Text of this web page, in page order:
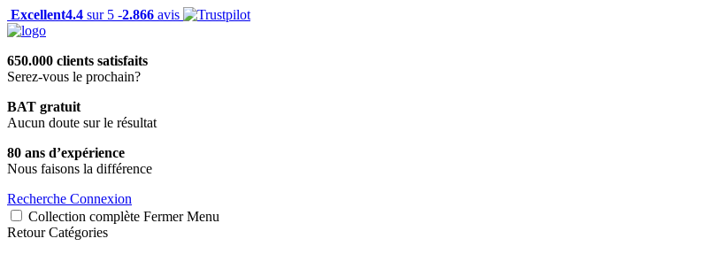
Excellent4.4 sur 5 -2.866 avis
650.000 clients satisfaits
Serez-vous le prochain?
BAT gratuit
Aucun doute sur le résultat
80 ans d’expérience
Nous faisons la différence
Recherche Connexion
Collection complète Fermer Menu
Retour Catégories